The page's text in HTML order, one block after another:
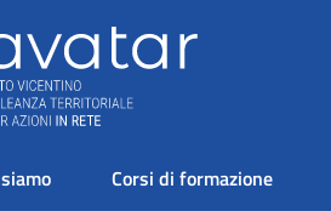
Corsi di formazione